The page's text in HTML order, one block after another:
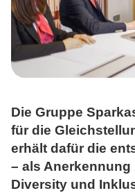
KONTAKT
Die Gruppe
für die
erhält dafür die
– als
Diversity und